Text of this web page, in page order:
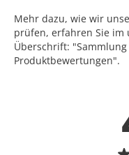
Mehr dazu, wie wir
prüfen, erfahren Sie im
Überschrift:
Produktbewertungen".